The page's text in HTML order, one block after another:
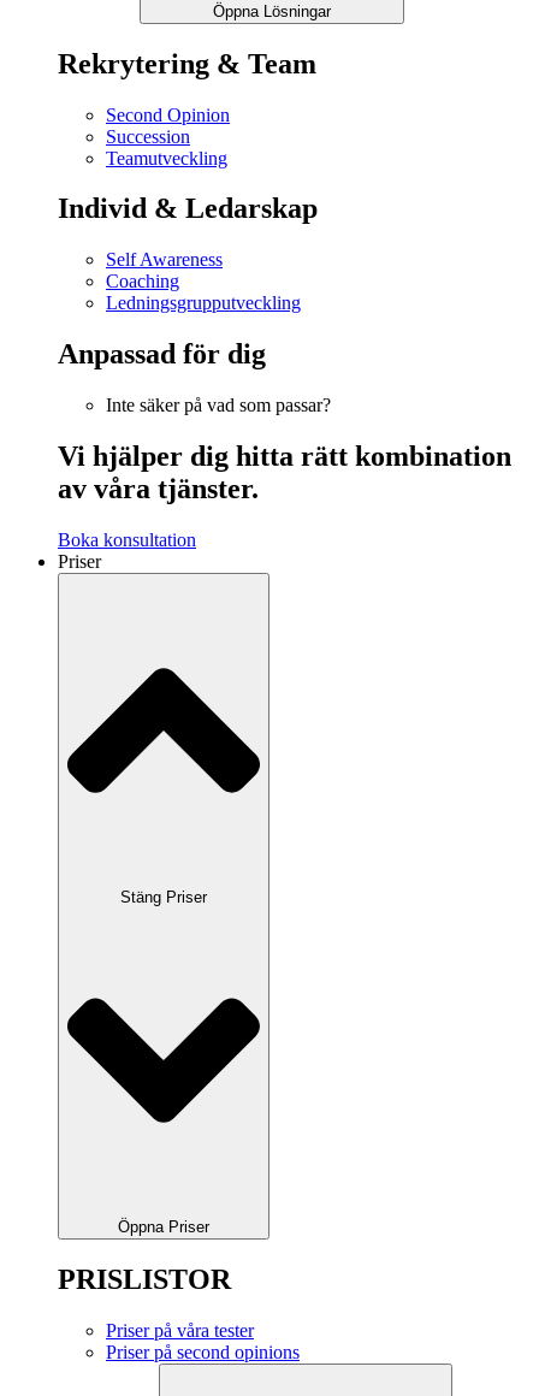
Öppna Lösningar
Rekrytering & Team
Second Opinion
Succession
Teamutveckling
Individ & Ledarskap
Self Awareness
Coaching
Ledningsgrupputveckling
Anpassad för dig
Inte säker på vad som passar?
Vi hjälper dig hitta rätt kombination
av våra tjänster.
Boka konsultation
Priser
Stäng Priser
Öppna Priser
PRISLISTOR
Priser på våra tester
Priser på second opinions